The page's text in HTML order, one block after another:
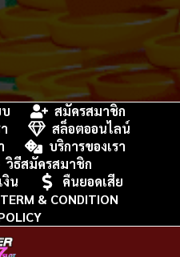
สมัครสมาชิก
สล็อตออนไลน์
บริการของเรา
วิธีสมัครสมาชิก
งิน
คืนยอดเสีย
TERM & CONDITION